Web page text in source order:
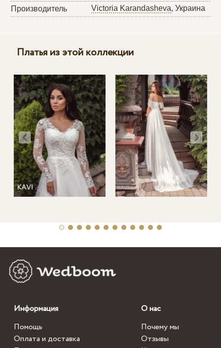
Производитель
Victoria Karandasheva, Украина
Платья из этой коллекции
Информация
Помощь
Оплата и доставка
О нас
Почему мы
Отзывы